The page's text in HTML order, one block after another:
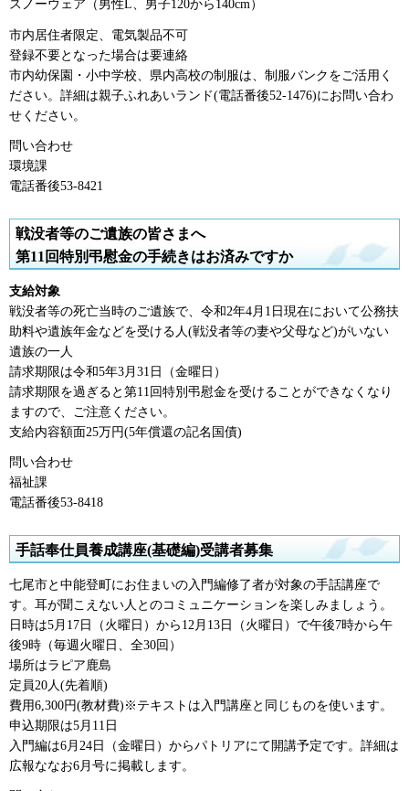
スノーウェア（男性L、男子120から140cm）
市内居住者限定、電気製品不可
登録不要となった場合は要連絡
市内幼保園・小中学校、県内高校の制服は、制服バンクをご活用く
ださい。詳細は親子ふれあいランド(電話番後52-1476)にお問い合わ
せください。
問い合わせ
環境課
電話番後53-8421
戦没者等のご遺族の皆さまへ
第11回特別弔慰金の手続きはお済みですか
支給対象
戦没者等の死亡当時のご遺族で、令和2年4月1日現在において公務扶
助料や遺族年金などを受ける人(戦没者等の妻や父母など)がいない
遺族の一人
請求期限は令和5年3月31日（金曜日）
請求期限を過ぎると第11回特別弔慰金を受けることができなくなり
ますので、ご注意ください。
支給内容額面25万円(5年償還の記名国債)
問い合わせ
福祉課
電話番後53-8418
手話奉仕員養成講座(基礎編)受講者募集
七尾市と中能登町にお住まいの入門編修了者が対象の手話講座で
す。耳が聞こえない人とのコミュニケーションを楽しみましょう。
日時は5月17日（火曜日）から12月13日（火曜日）で午後7時から午
後9時（毎週火曜日、全30回）
場所はラピア鹿島
定員20人(先着順)
費用6,300円(教材費)※テキストは入門講座と同じものを使います。
申込期限は5月11日
入門編は6月24日（金曜日）からパトリアにて開講予定です。詳細は
広報ななお6月号に掲載します。